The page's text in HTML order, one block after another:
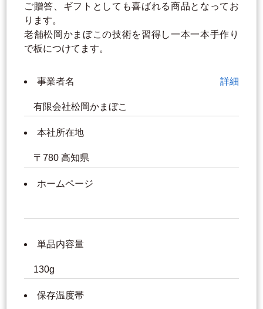
ご贈答、ギフトとしても喜ばれる商品となってお
ります。
老舗松岡かまぼこの技術を習得し一本一本手作り
で板につけてます。
事業者名 詳細
有限会社松岡かまぼこ
本社所在地
〒780 高知県
ホームページ
単品内容量
130g
保存温度帯